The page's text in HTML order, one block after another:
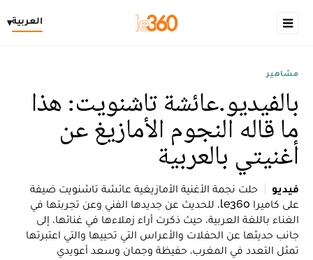
العربية▾
مشاهير
بالفيديو.عائشة تاشنويت: هذا
ما قاله النجوم الأمازيغ عن
أغنيتي بالعربية
فيديو
حلت نجمة الأغنية الأمازيغية عائشة تاشنويت ضيفة
على كاميرا le360، للحديث عن جديدها الفني وعن تجربتها في
الغناء باللغة العربية، حيث ذكرت أراء زملاءها في غنائها، إلى
جانب حديثها عن الحفلات والأعراس التي تحييها والتي اعتبرتها
تمثل التعدد في المغرب. حفيظة وجمان وسعد أعويدي